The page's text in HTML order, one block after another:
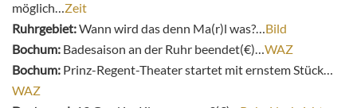
möglich… Zeit
Ruhrgebiet:Wann wird das denn Ma(r)l was?… Bild
Bochum: Badesaison an der Ruhr beendet(€)… WAZ
Bochum: Prinz-Regent-Theater startet mit ernstem Stück…
WAZ